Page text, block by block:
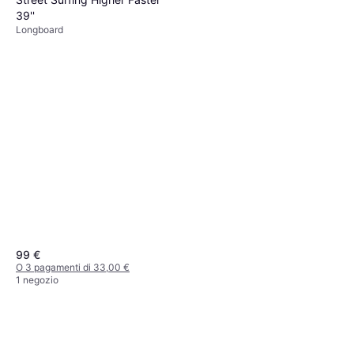
O 3 pagamenti di 59,98 €
1 negozio
39''
Longboard
99 €
O 3 pagamenti di 33,00 €
1 negozio